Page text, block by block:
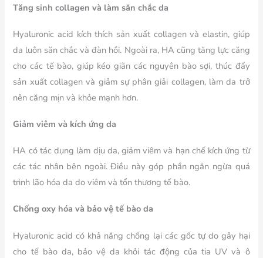
Tăng sinh collagen và làm săn chắc da
Hyaluronic acid kích thích sản xuất collagen và elastin, giúp
da luôn săn chắc và đàn hồi. Ngoài ra, HA cũng tăng lực căng
cho các tế bào, giúp kéo giãn các nguyên bào sợi, thúc đẩy
sản xuất collagen và giảm sự phân giải collagen, làm da trở
nên căng mịn và khỏe mạnh hơn.
Giảm viêm và kích ứng da
HA có tác dụng làm dịu da, giảm viêm và hạn chế kích ứng từ
các tác nhân bên ngoài. Điều này góp phần ngăn ngừa quá
trình lão hóa da do viêm và tổn thương tế bào.
Chống oxy hóa và bảo vệ tế bào da
Hyaluronic acid có khả năng chống lại các gốc tự do gây hại
cho tế bào da, bảo vệ da khỏi tác động của tia UV và ô